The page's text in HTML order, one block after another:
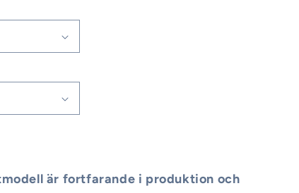
är fortfarande i produktion och